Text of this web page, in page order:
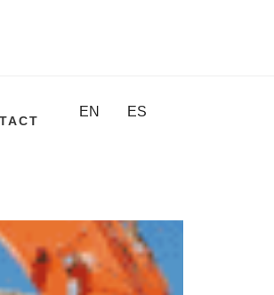
EN ES